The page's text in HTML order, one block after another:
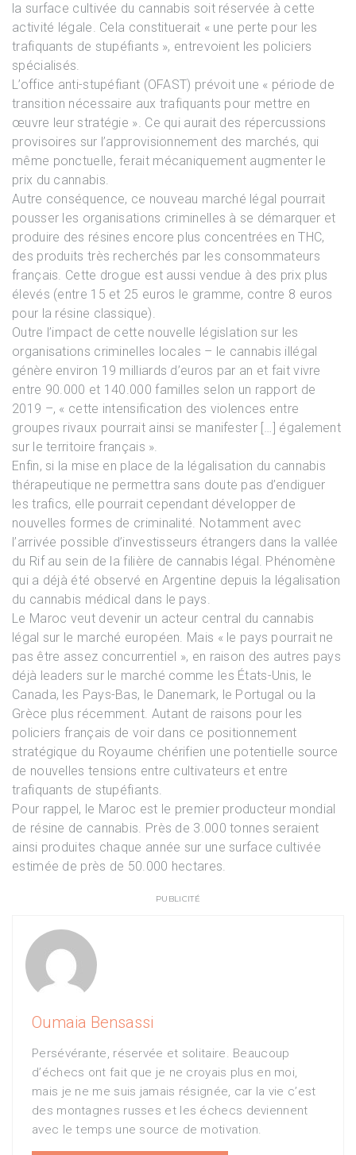
la surface cultivée du cannabis soit réservée à cette
activité légale. Cela constituerait « une perte pour les
trafiquants de stupéfiants », entrevoient les policiers
spécialisés.
L’office anti-stupéfiant (OFAST) prévoit une « période de
transition nécessaire aux trafiquants pour mettre en
œuvre leur stratégie ». Ce qui aurait des répercussions
provisoires sur l’approvisionnement des marchés, qui
même ponctuelle, ferait mécaniquement augmenter le
prix du cannabis.
Autre conséquence, ce nouveau marché légal pourrait
pousser les organisations criminelles à se démarquer et
produire des résines encore plus concentrées en THC,
des produits très recherchés par les consommateurs
français. Cette drogue est aussi vendue à des prix plus
élevés (entre 15 et 25 euros le gramme, contre 8 euros
pour la résine classique).
Outre l’impact de cette nouvelle législation sur les
organisations criminelles locales – le cannabis illégal
génère environ 19 milliards d’euros par an et fait vivre
entre 90.000 et 140.000 familles selon un rapport de
2019 –, « cette intensification des violences entre
groupes rivaux pourrait ainsi se manifester […] également
sur le territoire français ».
Enfin, si la mise en place de la légalisation du cannabis
thérapeutique ne permettra sans doute pas d’endiguer
les trafics, elle pourrait cependant développer de
nouvelles formes de criminalité. Notamment avec
l’arrivée possible d’investisseurs étrangers dans la vallée
du Rif au sein de la filière de cannabis légal. Phénomène
qui a déjà été observé en Argentine depuis la légalisation
du cannabis médical dans le pays.
Le Maroc veut devenir un acteur central du cannabis
légal sur le marché européen. Mais « le pays pourrait ne
pas être assez concurrentiel », en raison des autres pays
déjà leaders sur le marché comme les États-Unis, le
Canada, les Pays-Bas, le Danemark, le Portugal ou la
Grèce plus récemment. Autant de raisons pour les
policiers français de voir dans ce positionnement
stratégique du Royaume chérifien une potentielle source
de nouvelles tensions entre cultivateurs et entre
trafiquants de stupéfiants.
Pour rappel, le Maroc est le premier producteur mondial
de résine de cannabis. Près de 3.000 tonnes seraient
ainsi produites chaque année sur une surface cultivée
estimée de près de 50.000 hectares.
PUBLICITÉ
Oumaia Bensassi
Persévérante, réservée et solitaire. Beaucoup
d’échecs ont fait que je ne croyais plus en moi,
mais je ne me suis jamais résignée, car la vie c’est
des montagnes russes et les échecs deviennent
avec le temps une source de motivation.